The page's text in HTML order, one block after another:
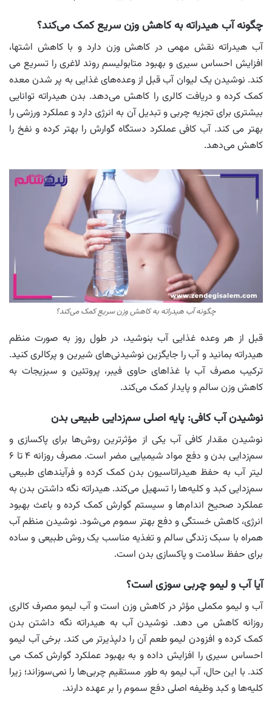
چگونه آب هیدراته به کاهش وزن سریع کمک می‌کند؟
آب هیدراته نقش مهمی در کاهش وزن دارد و با کاهش اشتها،
افزایش احساس سیری و بهبود متابولیسم روند لاغری را تسریع می
کند. نوشیدن یک لیوان آب قبل از وعده‌های غذایی به پر شدن معده
کمک کرده و دریافت کالری را کاهش می‌دهد. بدن هیدراته توانایی
بیشتری برای تجزیه چربی و تبدیل آن به انرژی دارد و عملکرد ورزشی را
بهتر می کند. آب کافی عملکرد دستگاه گوارش را بهتر کرده و نفخ را
کاهش می‌دهد.
چگونه آب هیدراته به کاهش وزن سریع کمک می‌کند؟
قبل از هر وعده غذایی آب بنوشید، در طول روز به صورت منظم
هیدراته بمانید و آب را جایگزین نوشیدنی‌های شیرین و پرکالری کنید.
ترکیب مصرف آب با غذاهای حاوی فیبر، پروتئین و سبزیجات به
کاهش وزن سالم و پایدار کمک می‌کند.
نوشیدن آب کافی: پایه اصلی سم‌زدایی طبیعی بدن
نوشیدن مقدار کافی آب یکی از مؤثرترین روش‌ها برای پاکسازی و
سم‌زدایی بدن و دفع مواد شیمیایی مضر است. مصرف روزانه ۴ تا ۶
لیتر آب به حفظ هیدراتاسیون بدن کمک کرده و فرآیندهای طبیعی
سم‌زدایی کبد و کلیه‌ها را تسهیل می‌کند. هیدراته نگه داشتن بدن به
عملکرد صحیح اندام‌ها و سیستم گوارش کمک کرده و باعث بهبود
انرژی، کاهش خستگی و دفع بهتر سموم می‌شود. نوشیدن منظم آب
همراه با سبک زندگی سالم و تغذیه مناسب یک روش طبیعی و ساده
برای حفظ سلامت و پاکسازی بدن است.
آیا آب و لیمو چربی‌ سوزی است؟
آب و لیمو مکملی مؤثر در کاهش وزن است و آب لیمو مصرف کالری
روزانه کاهش می دهد. نوشیدن آب به هیدراته نگه داشتن بدن
کمک کرده و افزودن لیمو طعم آن را دلپذیرتر می کند. برخی آب لیمو
احساس سیری را افزایش داده و به بهبود عملکرد گوارش کمک می
کند. با این حال، آب لیمو به طور مستقیم چربی‌ها را نمی‌سوزاند؛ زیرا
کلیه‌ها و کبد وظیفه اصلی دفع سموم را بر عهده دارند.